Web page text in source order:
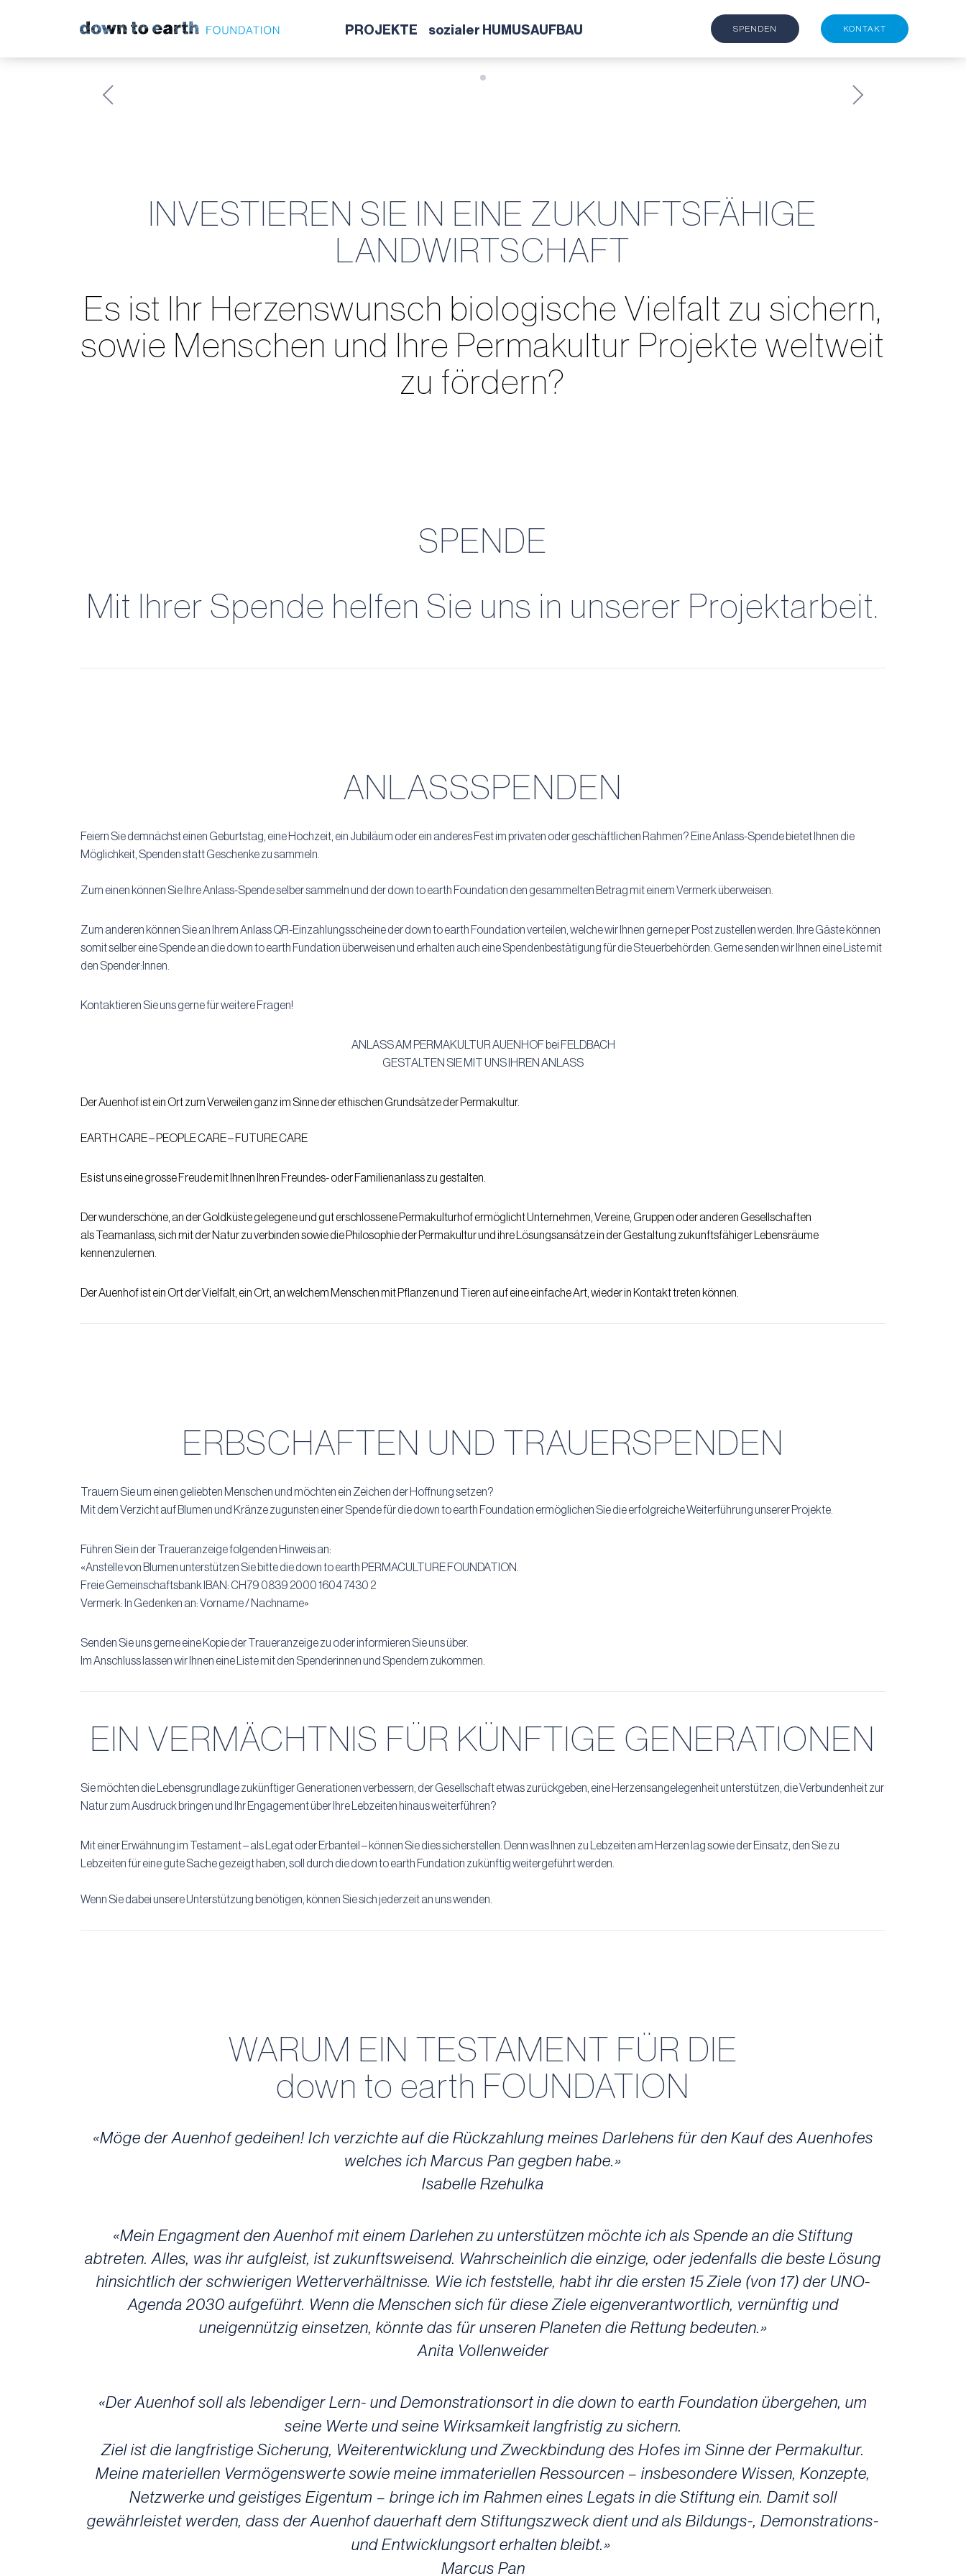
PROJEKTE sozialer HUMUSAUFBAU SPENDEN KONTAKT
Zum Hauptinhalt springen
INVESTIEREN SIE IN EINE ZUKUNFTSFÄHIGE
LANDWIRTSCHAFT
Es ist Ihr Herzenswunsch biologische Vielfalt zu sichern,
sowie Menschen und Ihre Permakultur Projekte weltweit
zu fördern?
SPENDE
Mit Ihrer Spende helfen Sie uns in unserer Projektarbeit.
ANLASSSPENDEN
Feiern Sie demnächst einen Geburtstag, eine Hochzeit, ein Jubiläum oder ein anderes Fest im privaten oder geschäftlichen Rahmen? Eine Anlass-Spende bietet Ihnen die
Möglichkeit, Spenden statt Geschenke zu sammeln.
Zum einen können Sie Ihre Anlass-Spende selber sammeln und der down to earth Foundation den gesammelten Betrag mit einem Vermerk überweisen.
Zum anderen können Sie an Ihrem Anlass QR-Einzahlungsscheine der down to earth Foundation verteilen, welche wir Ihnen gerne per Post zustellen werden. Ihre Gäste können
somit selber eine Spende an die down to earth Fundation überweisen und erhalten auch eine Spendenbestätigung für die Steuerbehörden. Gerne senden wir Ihnen eine Liste mit
den Spender:Innen.
Kontaktieren Sie uns gerne für weitere Fragen!
ANLASS AM PERMAKULTUR AUENHOF bei FELDBACH
GESTALTEN SIE MIT UNS IHREN ANLASS
Der Auenhof ist ein Ort zum Verweilen ganz im Sinne der ethischen Grundsätze der Permakultur.
EARTH CARE – PEOPLE CARE – FUTURE CARE
Es ist uns eine grosse Freude mit Ihnen Ihren Freundes- oder Familienanlass zu gestalten.
Der wunderschöne, an der Goldküste gelegene und gut erschlossene Permakulturhof ermöglicht Unternehmen, Vereine, Gruppen oder anderen Gesellschaften
als Teamanlass, sich mit der Natur zu verbinden sowie die Philosophie der Permakultur und ihre Lösungsansätze in der Gestaltung zukunftsfähiger Lebensräume
kennenzulernen.
Der Auenhof ist ein Ort der Vielfalt, ein Ort, an welchem Menschen mit Pflanzen und Tieren auf eine einfache Art, wieder in Kontakt treten können.
ERBSCHAFTEN UND TRAUERSPENDEN
Trauern Sie um einen geliebten Menschen und möchten ein Zeichen der Hoffnung setzen?
Mit dem Verzicht auf Blumen und Kränze zugunsten einer Spende für die down to earth Foundation ermöglichen Sie die erfolgreiche Weiterführung unserer Projekte.
Führen Sie in der Traueranzeige folgenden Hinweis an:
«Anstelle von Blumen unterstützen Sie bitte die down to earth PERMACULTURE FOUNDATION.
Freie Gemeinschaftsbank IBAN: CH79 0839 2000 1604 7430 2
Vermerk: In Gedenken an: Vorname / Nachname»
Senden Sie uns gerne eine Kopie der Traueranzeige zu oder informieren Sie uns über.
Im Anschluss lassen wir Ihnen eine Liste mit den Spenderinnen und Spendern zukommen.
EIN VERMÄCHTNIS FÜR KÜNFTIGE GENERATIONEN
Sie möchten die Lebensgrundlage zukünftiger Generationen verbessern, der Gesellschaft etwas zurückgeben, eine Herzensangelegenheit unterstützen, die Verbundenheit zur
Natur zum Ausdruck bringen und Ihr Engagement über Ihre Lebzeiten hinaus weiterführen?
Mit einer Erwähnung im Testament – als Legat oder Erbanteil – können Sie dies sicherstellen. Denn was Ihnen zu Lebzeiten am Herzen lag sowie der Einsatz, den Sie zu
Lebzeiten für eine gute Sache gezeigt haben, soll durch die down to earth Fundation zukünftig weitergeführt werden.
Wenn Sie dabei unsere Unterstützung benötigen, können Sie sich jederzeit an uns wenden.
WARUM EIN TESTAMENT FÜR DIE
down to earth FOUNDATION
«Möge der Auenhof gedeihen! Ich verzichte auf die Rückzahlung meines Darlehens für den Kauf des Auenhofes
welches ich Marcus Pan gegben habe.»
Isabelle Rzehulka
«Mein Engagment den Auenhof mit einem Darlehen zu unterstützen möchte ich als Spende an die Stiftung
abtreten. Alles, was ihr aufgleist, ist zukunftsweisend. Wahrscheinlich die einzige, oder jedenfalls die beste Lösung
hinsichtlich der schwierigen Wetterverhältnisse. Wie ich feststelle, habt ihr die ersten 15 Ziele (von 17) der UNO-
Agenda 2030 aufgeführt. Wenn die Menschen sich für diese Ziele eigenverantwortlich, vernünftig und
uneigennützig einsetzen, könnte das für unseren Planeten die Rettung bedeuten.»
Anita Vollenweider
«Der Auenhof soll als lebendiger Lern- und Demonstrationsort in die down to earth Foundation übergehen, um
seine Werte und seine Wirksamkeit langfristig zu sichern.
Ziel ist die langfristige Sicherung, Weiterentwicklung und Zweckbindung des Hofes im Sinne der Permakultur.
Meine materiellen Vermögenswerte sowie meine immateriellen Ressourcen – insbesondere Wissen, Konzepte,
Netzwerke und geistiges Eigentum – bringe ich im Rahmen eines Legats in die Stiftung ein. Damit soll
gewährleistet werden, dass der Auenhof dauerhaft dem Stiftungszweck dient und als Bildungs-, Demonstrations-
und Entwicklungsort erhalten bleibt.»
Marcus Pan